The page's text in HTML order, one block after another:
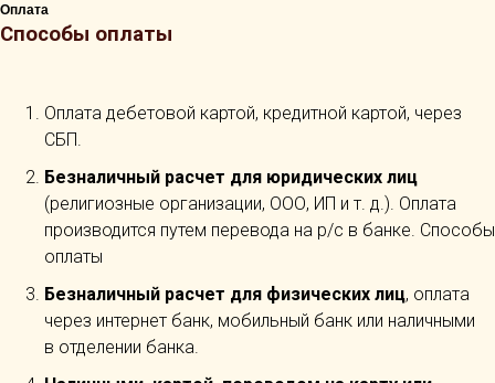
Оплата
Способы оплаты
Оплата дебетовой картой, кредитной картой, через
СБП.
Безналичный расчет для юридических лиц
(религиозные организации, ООО, ИП и т. д.). Оплата
производится путем перевода на р/с в банке. Способы
оплаты
Безналичный расчет для физических лиц, оплата
через интернет банк, мобильный банк или наличными
в отделении банка.